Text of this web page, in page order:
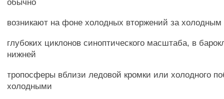
обычно
возникают на фоне холодных вторжений за
глубоких циклонов синоптического масштаба, в
нижней
тропосферы вблизи ледовой кромки или холодного
холодными